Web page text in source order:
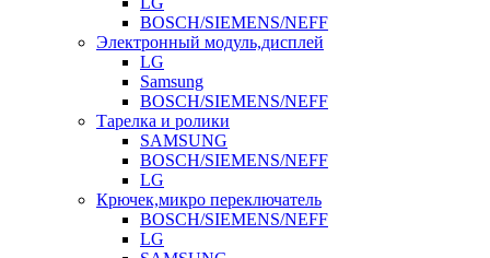
BOSCH/SIEMENS/NEFF
Электронный модуль,дисплей
LG
Samsung
BOSCH/SIEMENS/NEFF
Тарелка и ролики
SAMSUNG
BOSCH/SIEMENS/NEFF
LG
Крючек,микро переключатель
BOSCH/SIEMENS/NEFF
LG